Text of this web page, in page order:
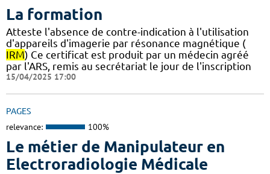
La formation
Atteste l'absence de contre-indication à l'utilisation
d'appareils d'imagerie par résonance magnétique (
IRM) Ce certificat est produit par un médecin agréé
par l'ARS, remis au secrétariat le jour de l'inscription
15/04/2025 17:00
PAGES
relevance: 100%
Le métier de Manipulateur en
Electroradiologie Médicale